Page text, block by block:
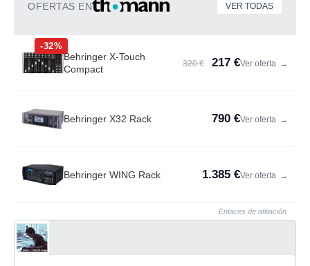
OFERTAS EN VER TODAS
-32%
Behringer X-Touch
Compact
320 € 217 €Ver oferta →
Behringer X32 Rack 790 €Ver oferta →
Behringer WING Rack 1.385 €Ver oferta →
Enlaces de afiliación